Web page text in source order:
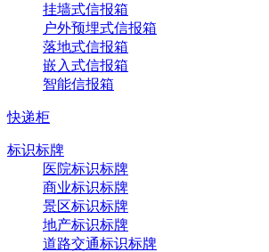
挂墙式信报箱
户外预埋式信报箱
落地式信报箱
嵌入式信报箱
智能信报箱
快递柜
标识标牌
医院标识标牌
商业标识标牌
景区标识标牌
地产标识标牌
道路交通标识标牌